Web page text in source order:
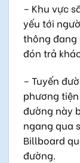
– Khu vực
yếu tới
thông đang
đón trả
– Tuyến
phương
đường này
ngang qua
Billboard
đường.